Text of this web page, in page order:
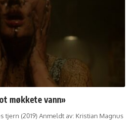
møkkete vann»
tjern (2019) Anmeldt av: Kristian Magnus